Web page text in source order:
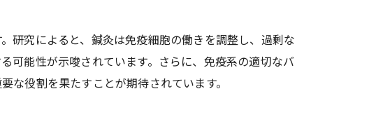
響
チの関係
研究によると、鍼灸は免疫細胞の働きを調整し、過剰な
可能性が示唆されています。さらに、免疫系の適切なバ
な役割を果たすことが期待されています。